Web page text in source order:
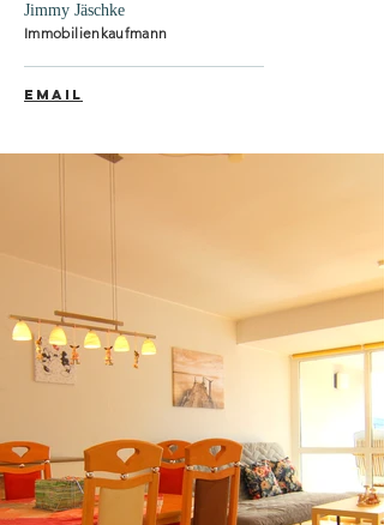
Jimmy Jäschke
Immobilienkaufmann
EMAIL